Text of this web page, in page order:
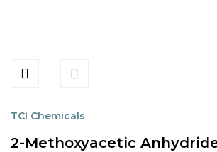
TCI Chemicals
2-Methoxyacetic Anhydride